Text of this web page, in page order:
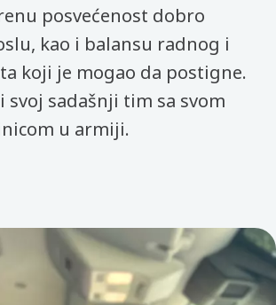
posvećenost dobro
kao i balansu radnog i
koji je mogao da postigne.
svoj sadašnji tim sa svom
u armiji.